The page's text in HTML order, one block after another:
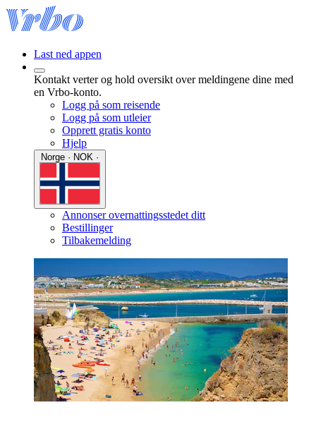
Last ned appen
Kontakt verter og hold oversikt over meldingene dine med
en Vrbo-konto.
Logg på som reisende
Logg på som utleier
Opprett gratis konto
Hjelp
Annonser overnattingsstedet ditt
Bestillinger
Tilbakemelding